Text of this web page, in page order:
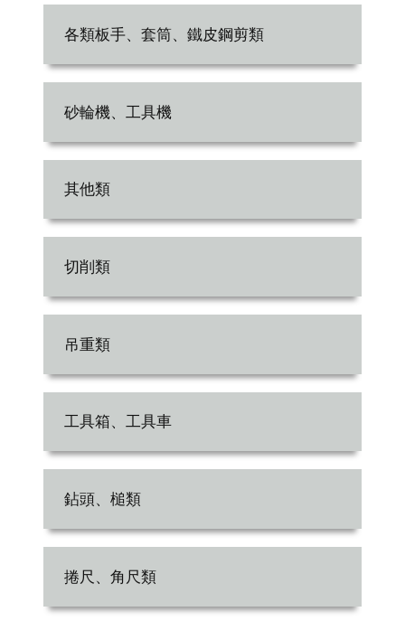
各類板手、套筒、鐵皮鋼剪類
砂輪機、工具機
其他類
切削類
吊重類
工具箱、工具車
鉆頭、槌類
捲尺、角尺類